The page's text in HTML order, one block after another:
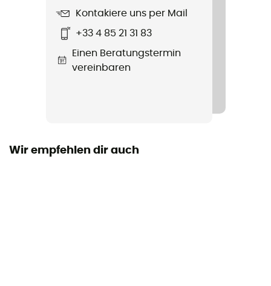
Kontakiere uns per Mail
+33 4 85 21 31 83
Einen Beratungstermin
vereinbaren
Wir empfehlen dir auch